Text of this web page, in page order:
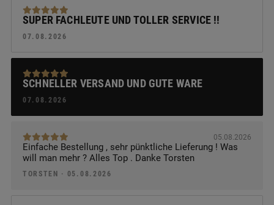
SUPER FACHLEUTE UND TOLLER SERVICE !!
07.08.2026
SCHNELLER VERSAND UND GUTE WARE
07.08.2026
05.08.2026
Einfache Bestellung , sehr pünktliche Lieferung ! Was
will man mehr ? Alles Top . Danke Torsten
TORSTEN · 05.08.2026